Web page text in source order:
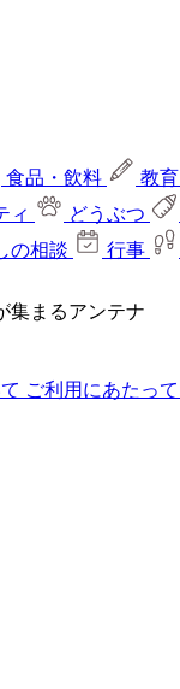
食品・飲料 教育
ィ どうぶつ
の相談 行事
集まるアンテナ
ご利用にあたって